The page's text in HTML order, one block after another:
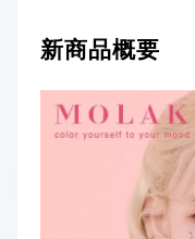
新商品概要